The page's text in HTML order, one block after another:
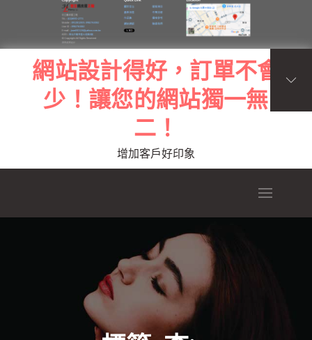
Skip
to
content
網站設計得好，訂單不會
少！讓您的網站獨一無
二！
增加客戶好印象